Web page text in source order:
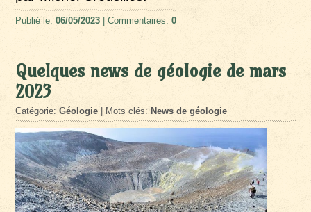
Publié le:06/05/2023 | Commentaires:0
Quelques news de géologie de mars
2023
Catégorie:Géologie | Mots clés: News de géologie